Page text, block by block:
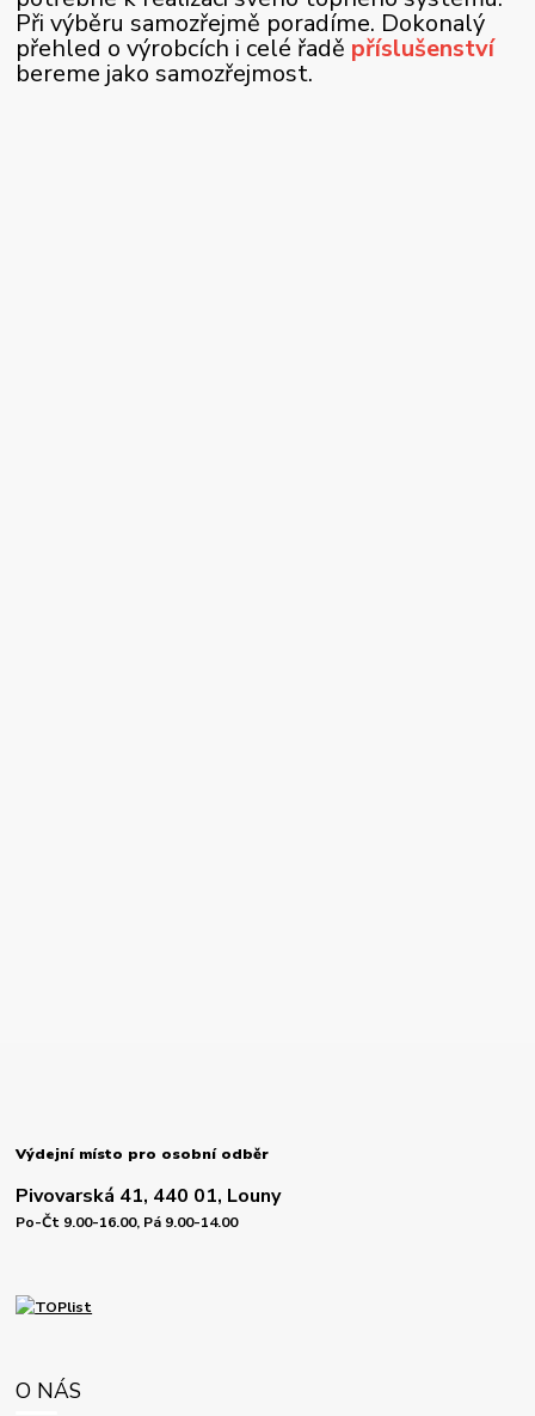
Při výběru samozřejmě poradíme. Dokonalý
přehled o výrobcích i celé řadě příslušenství
bereme jako samozřejmost.
Výdejní místo pro osobní odběr
Pivovarská 41, 440 01, Louny
Po-Čt 9.00-16.00, Pá 9.00-14.00
O NÁS